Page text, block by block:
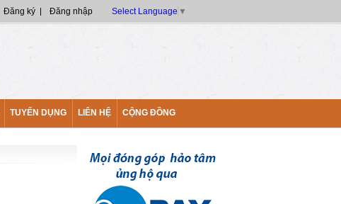
Đăng ký Đăng nhập Select Language ▼
TUYỂN DỤNG LIÊN HỆ CỘNG ĐỒNG